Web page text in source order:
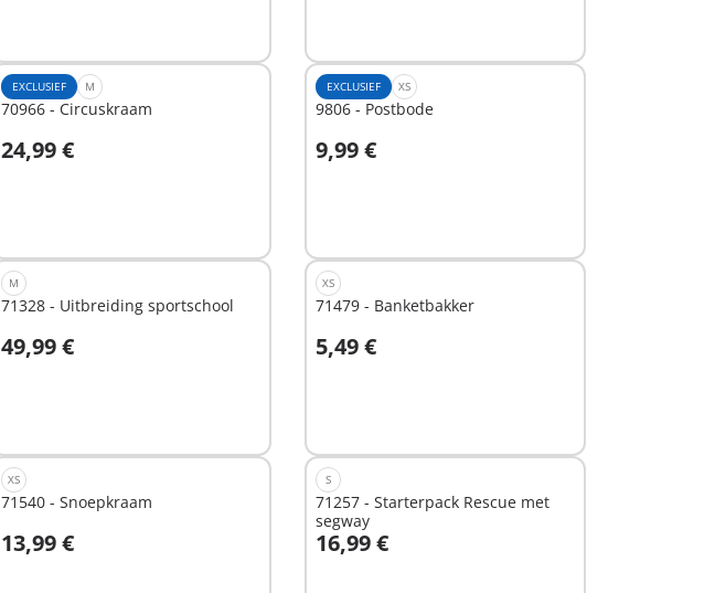
EXCLUSIEF M
70966 - Circuskraam
24,99 €
In winkelwagen
EXCLUSIEF XS
9806 - Postbode
9,99 €
In winkelwagen
M
71328 - Uitbreiding sportschool
49,99 €
In winkelwagen
XS
71479 - Banketbakker
5,49 €
In winkelwagen
XS
71540 - Snoepkraam
13,99 €
In winkelwagen
S
71257 - Starterpack Rescue met
segway
16,99 €
In winkelwagen